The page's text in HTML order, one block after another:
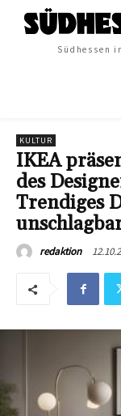
Südhessen
KULTUR
IKEA
des
Trendiges
redaktion